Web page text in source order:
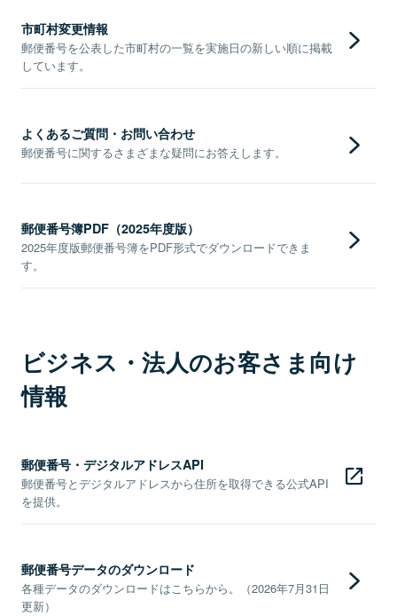
市町村変更情報
郵便番号を公表した市町村の一覧を実施日の新しい順に掲載
しています。
よくあるご質問・お問い合わせ
郵便番号に関するさまざまな疑問にお答えします。
郵便番号簿PDF（2025年度版）
2025年度版郵便番号簿をPDF形式でダウンロードできま
す。
ビジネス・法人のお客さま向け
情報
郵便番号・デジタルアドレスAPI
郵便番号とデジタルアドレスから住所を取得できる公式API
を提供。
郵便番号データのダウンロード
各種データのダウンロードはこちらから。（2026年7月31日
更新）